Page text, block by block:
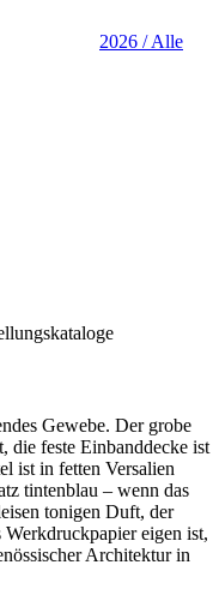
2026 / Alle
Gewebe. Der grobe
die feste Einbanddecke ist
ist in fetten Versalien
tintenblau – wenn das
tonigen Duft, der
eigen ist,
Architektur in